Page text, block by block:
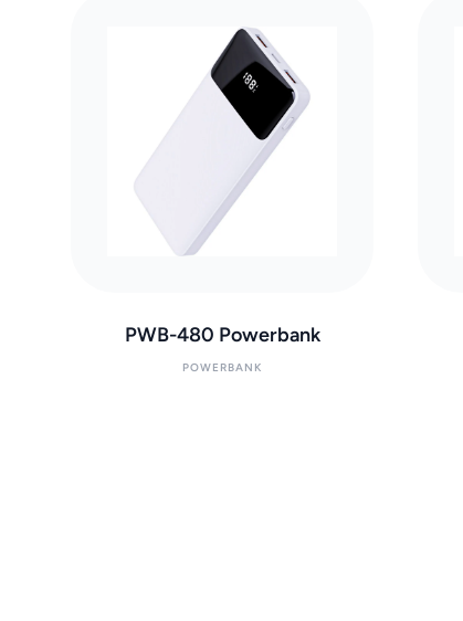
PWB-480 Powerbank
POWERBANK